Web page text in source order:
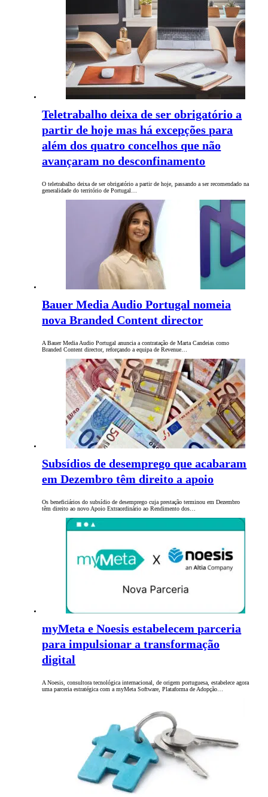
Teletrabalho deixa de ser obrigatório a
partir de hoje mas há excepções para
além dos quatro concelhos que não
avançaram no desconfinamento
O teletrabalho deixa de ser obrigatório a partir de hoje, passando a ser recomendado na
generalidade do território de Portugal…
Bauer Media Audio Portugal nomeia
nova Branded Content director
A Bauer Media Audio Portugal anuncia a contratação de Marta Candeias como
Branded Content director, reforçando a equipa de Revenue…
Subsídios de desemprego que acabaram
em Dezembro têm direito a apoio
Os beneficiários do subsídio de desemprego cuja prestação terminou em Dezembro
têm direito ao novo Apoio Extraordinário ao Rendimento dos…
myMeta e Noesis estabelecem parceria
para impulsionar a transformação
digital
A Noesis, consultora tecnológica internacional, de origem portuguesa, estabelece agora
uma parceria estratégica com a myMeta Software, Plataforma de Adopção…